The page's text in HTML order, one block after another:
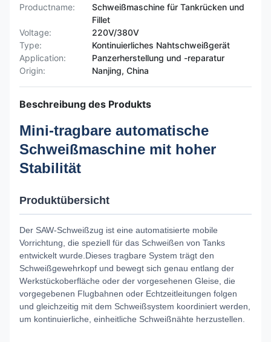
Productname:
Schweißmaschine für Tankrücken und
Fillet
Voltage:
220V/380V
Type:
Kontinuierliches Nahtschweißgerät
Application:
Panzerherstellung und -reparatur
Origin:
Nanjing, China
Beschreibung des Produkts
Mini-tragbare automatische
Schweißmaschine mit hoher
Stabilität
Produktübersicht
Der SAW-Schweißzug ist eine automatisierte mobile
Vorrichtung, die speziell für das Schweißen von Tanks
entwickelt wurde.Dieses tragbare System trägt den
Schweißgewehrkopf und bewegt sich genau entlang der
Werkstückoberfläche oder der vorgesehenen Gleise, die
vorgegebenen Flugbahnen oder Echtzeitleitungen folgen
und gleichzeitig mit dem Schweißsystem koordiniert werden,
um kontinuierliche, einheitliche Schweißnähte herzustellen.